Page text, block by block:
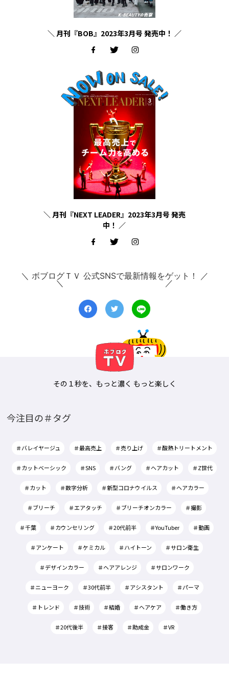
＼ 月刊『BOB』2023年3月号 発売中！ ／
＼ 月刊『NEXT LEADER』2023年3月号 発売
中！ ／
＼ ボブログＴＶ 公式SNSで最新情報をゲット！ ／
その１秒を、もっと濃く もっと楽しく
今注目の＃タグ
＃バレイヤージュ ＃最高売上 ＃売り上げ ＃酸熱トリートメント
＃カットベーシック ＃SNS ＃バング ＃ヘアカット ＃Z世代
＃カット ＃数字分析 ＃新型コロナウイルス ＃ヘアカラー
＃ブリーチ ＃エアタッチ ＃ブリーチオンカラー ＃撮影
＃千葉 ＃カウンセリング ＃20代前半 ＃YouTuber ＃動画
＃アンケート ＃ケミカル ＃ハイトーン ＃サロン衛生
＃デザインカラー ＃ヘアアレンジ ＃サロンワーク
＃ニューヨーク ＃30代前半 ＃アシスタント ＃パーマ
＃トレンド ＃技術 ＃結婚 ＃ヘアケア ＃働き方
＃20代後半 ＃接客 ＃助成金 ＃VR